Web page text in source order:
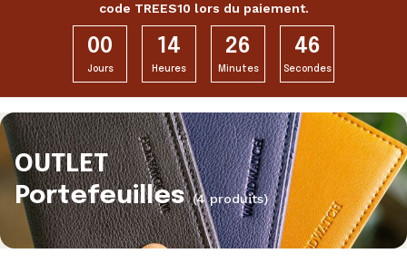
code TREES10 lors du paiement.
00
Jours
14
Heures
26
Minutes
46
Secondes
OUTLET
Portefeuilles (4 produits)